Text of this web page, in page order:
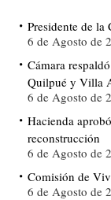
Presidente de la
6 de Agosto de
Cámara
Quilpué y Villa
6 de Agosto de
Hacienda
reconstrucción
6 de Agosto de
Comisión de
6 de Agosto de